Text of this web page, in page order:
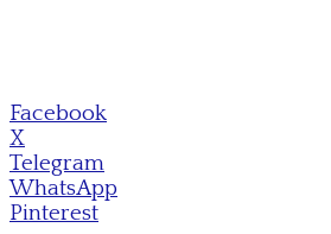
Facebook
X
Telegram
WhatsApp
Pinterest